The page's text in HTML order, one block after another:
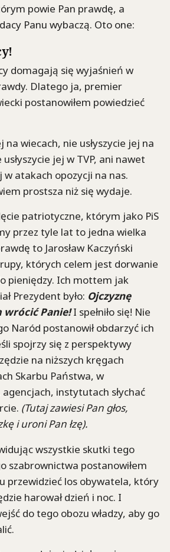
powie Pan prawdę, a
Panu wybaczą. Oto one:
domagają się wyjaśnień w
Dlatego ja, premier
postanowiłem powiedzieć
na wiecach, nie usłyszycie jej na
jej w TVP, ani nawet
w atakach opozycji na nas.
prostsza niż się wydaje.
patriotyczne, którym jako PiS
przez tyle lat to jedna wielka
to Jarosław Kaczyński
których celem jest dorwanie
pieniędzy. Ich mottem jak
Prezydent było: Ojczyznę
wrócić Panie! I spełniło się! Nie
Naród postanowił obdarzyć ich
spojrzy się z perspektywy
na niższych kręgach
Skarbu Państwa, w
instytutach słychać
(Tutaj zawiesi Pan głos,
i uroni Pan łzę).
wszystkie skutki tego
szabrownictwa postanowiłem
przewidzieć los obywatela, który
harował dzień i noc. I
do tego obozu władzy, aby go